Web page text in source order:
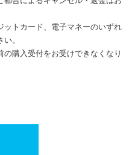
トカード、電子マネーのいずれ
。
購入受付をお受けできなくなり